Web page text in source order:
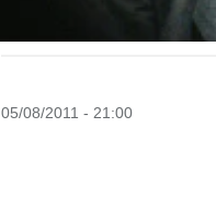
05/08/2011 - 21:00